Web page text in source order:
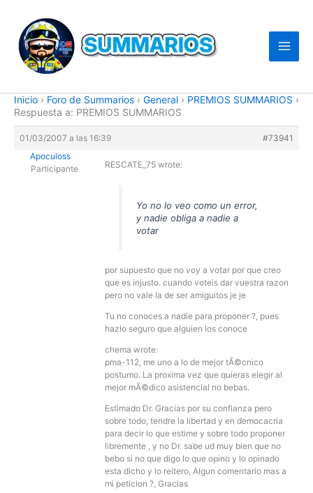
contenido
Inicio › Foro de Summarios › General › PREMIOS SUMMARIOS ›
Respuesta a: PREMIOS SUMMARIOS
01/03/2007 a las 16:39
#73941
Apoculoss
Participante
RESCATE_75 wrote:
Yo no lo veo como un error,
y nadie obliga a nadie a
votar
por supuesto que no voy a votar por que creo
que es injusto. cuando voteis dar vuestra razon
pero no vale la de ser amiguitos je je
Tu no conoces a nadie para proponer ?, pues
hazlo seguro que alguien los conoce
chema wrote:
pma-112, me uno a lo de mejor tÃ©cnico
postumo. La proxima vez que quieras elegir al
mejor mÃ©dico asistencial no bebas.
Estimado Dr. Gracias por su confianza pero
sobre todo, tendre la libertad y en democacria
para decir lo que estime y sobre todo proponer
libremente , y no Dr. sabe ud muy bien que no
bebo si no que digo lo que opino y lo opinado
esta dicho y lo reitero, Algun comentario mas a
mi peticion ?, Gracias